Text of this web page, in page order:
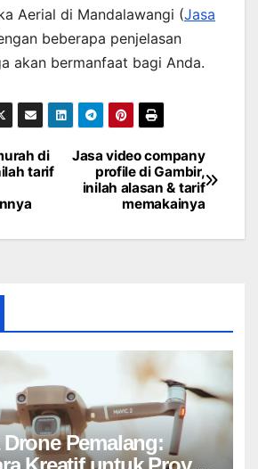
Aerial di Mandalawangi (Jasa
beberapa penjelasan
akan bermanfaat bagi Anda.
Jasa video company
profile di Gambir,
inilah alasan & tarif
memakainya
di
tarif
Pemalang: